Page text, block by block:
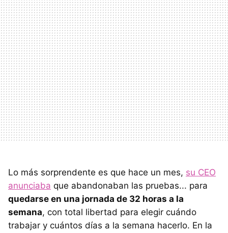
Lo más sorprendente es que hace un mes, su CEO
anunciaba que abandonaban las pruebas... para
quedarse en una jornada de 32 horas a la
semana, con total libertad para elegir cuándo
trabajar y cuántos días a la semana hacerlo. En la